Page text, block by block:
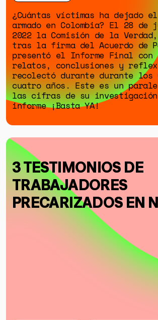
GÉNERO
DERECHOS HUMANOS
SALUD MENTAL
EMERGENCIA
HERRAMIENTAS
SOBRE MUTANTE
DONACIONES
ESPECIALES
¿Cuántas víctimas ha dejado
armado en Colombia? El 28 de
2022 la Comisión de la
tras la firma del Acuerdo de
presentó el Informe Final con
relatos, conclusiones y
recolectó durante durante los
cuatro años. Este es un
las cifras de su
informe ¡Basta YA!
3 TESTIMONIOS DE
TRABAJADORES
PRECARIZADOS EN